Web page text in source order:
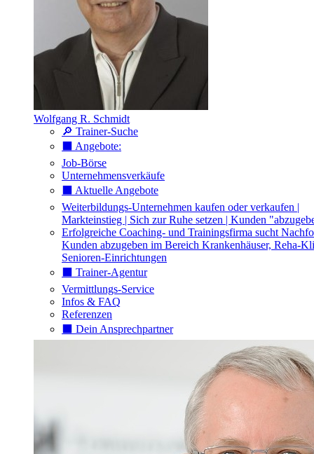
Wolfgang R. Schmidt
🔎 Trainer-Suche
⬛️ Angebote:
Job-Börse
Unternehmensverkäufe
⬛️ Aktuelle Angebote
Weiterbildungs-Unternehmen kaufen oder verkaufen |
Markteinstieg | Sich zur Ruhe setzen | Kunden
Erfolgreiche Coaching- und Trainingsfirma sucht
Kunden abzugeben im Bereich Krankenhäuser, Reha-
Senioren-Einrichtungen
⬛️ Trainer-Agentur
Vermittlungs-Service
Infos & FAQ
Referenzen
⬛️ Dein Ansprechpartner